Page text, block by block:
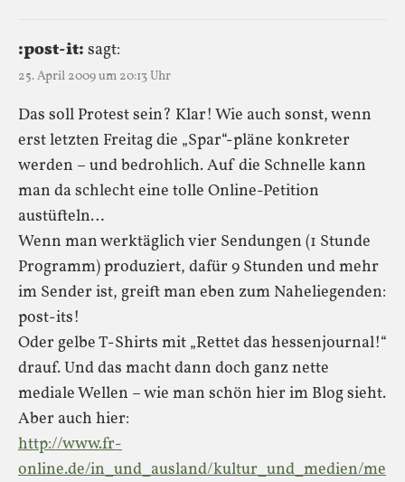
:post-it: sagt:
25. April 2009 um 20:13 Uhr
Das soll Protest sein? Klar! Wie auch sonst, wenn
erst letzten Freitag die „Spar“-pläne konkreter
werden – und bedrohlich. Auf die Schnelle kann
man da schlecht eine tolle Online-Petition
austüfteln…
Wenn man werktäglich vier Sendungen (1 Stunde
Programm) produziert, dafür 9 Stunden und mehr
im Sender ist, greift man eben zum Naheliegenden:
post-its!
Oder gelbe T-Shirts mit „Rettet das hessenjournal!“
drauf. Und das macht dann doch ganz nette
mediale Wellen – wie man schön hier im Blog sieht.
Aber auch hier:
http://www.fr-
online.de/in_und_ausland/kultur_und_medien/me